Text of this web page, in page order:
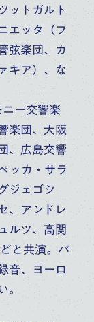
科ピアノ
ットガルト
エッタ（フ
弦楽団、カ
キア）、な
ー交響楽
楽団、大阪
、広島交響
ッカ・サラ
ジェゴシ
、アンドレ
ルツ、高関
と共演。バ
音、ヨーロ
。